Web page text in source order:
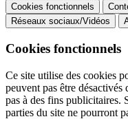
Cookies fonctionnels
Réseaux sociaux/Vidéos
Cookies fonctionnels
Ce site utilise des cookies
peuvent pas être
pas à des fins publicitaires.
parties du site ne pourront